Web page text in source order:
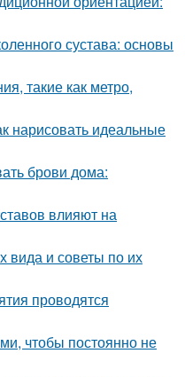
сустава: основы
такие как метро,
нарисовать идеальные
брови дома:
влияют на
вида и советы по их
проводятся
чтобы постоянно не